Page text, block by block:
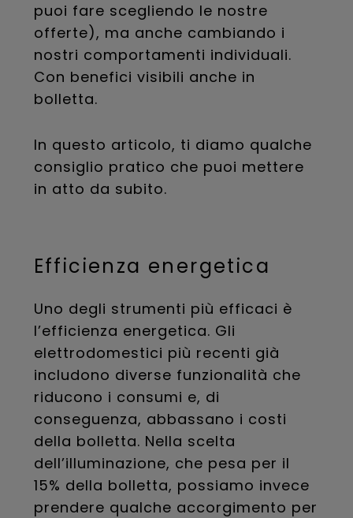
puoi fare scegliendo le nostre
offerte), ma anche cambiando i
nostri comportamenti individuali.
Con benefici visibili anche in
bolletta.
In questo articolo, ti diamo qualche
consiglio pratico che puoi mettere
in atto da subito.
Efficienza energetica
Uno degli strumenti più efficaci è
l’efficienza energetica. Gli
elettrodomestici più recenti già
includono diverse funzionalità che
riducono i consumi e, di
conseguenza, abbassano i costi
della bolletta. Nella scelta
dell’illuminazione, che pesa per il
15% della bolletta, possiamo invece
prendere qualche accorgimento per